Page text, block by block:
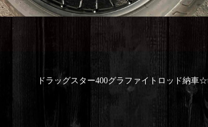
ドラッグスター400グラファイトロッド納車